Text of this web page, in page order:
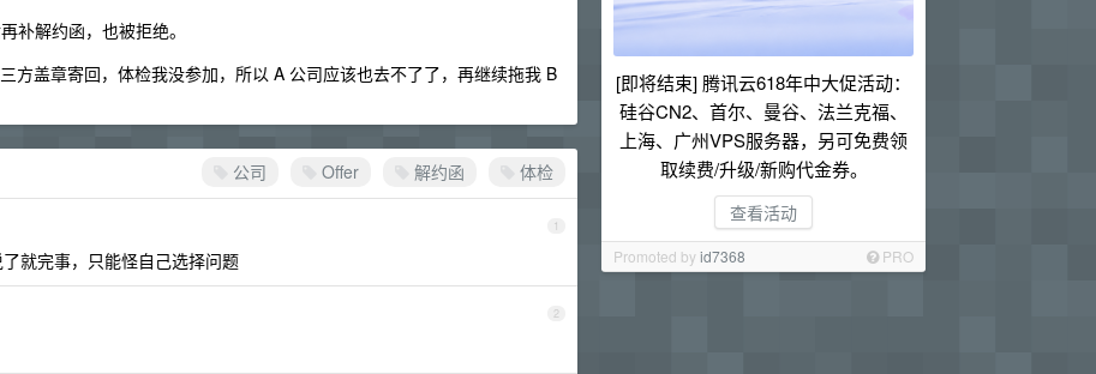
[即将结束] 腾讯云618年中大促活动：
硅谷CN2、首尔、曼谷、法兰克福、
上海、广州VPS服务器，另可免费领
取续费/升级/新购代金券。
查看活动
Promoted byid7368 PRO
补解约函，也被拒绝。
方盖章寄回，体检我没参加，所以 A 公司应该也去不了了，再继续拖我 B
公司 Offer 解约函 体检
1
就完事，只能怪自己选择问题
2